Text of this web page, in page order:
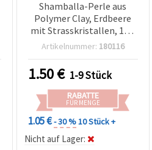
Shamballa-Perle aus
Polymer Clay, Erdbeere
mit Strasskristallen, 18 x
16 mm, Loch: 3 mm, Rot
Artikelnummer: 180116
1.50€ 1-9 Stück
RABATTE
FÜR MENGE
1.05 €- 30 %10 Stück +
Nicht auf Lager: